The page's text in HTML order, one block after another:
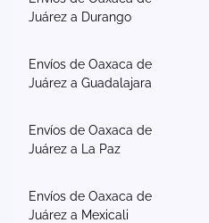
Juárez a Durango
Envíos de Oaxaca de
Juárez a Guadalajara
Envíos de Oaxaca de
Juárez a La Paz
Envíos de Oaxaca de
Juárez a Mexicali